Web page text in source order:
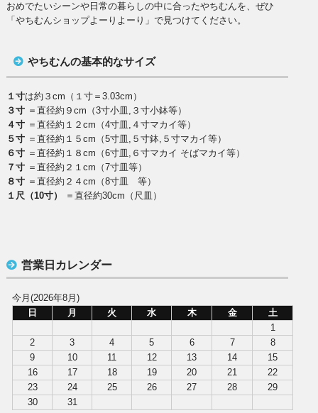
おめでたいシーンや日常の暮らしの中に合ったやちむんを、ぜひ
「やちむんショップよーりよーり」で見つけてください。
やちむんの基本的なサイズ
１寸は約３cm（１寸＝3.03cm）
３寸 ＝直径約９cm（3寸小皿,３寸小鉢等）
４寸 ＝直径約１２cm（4寸皿,４寸マカイ等）
５寸 ＝直径約１５cm（5寸皿,５寸鉢,５寸マカイ等）
６寸 ＝直径約１８cm（6寸皿,６寸マカイ そばマカイ等）
７寸 ＝直径約２１cm（7寸皿等）
８寸 ＝直径約２４cm（8寸皿 等）
１尺（10寸）
＝直径約30cm（尺皿）
営業日カレンダー
今月(2026年8月)
日
月 火 水 木 金
土
1
2
3 4 5 6 7
8
9
10 11 12 13 14
15
16
17 18 19 20 21
22
23
24 25 26 27 28
29
30
31